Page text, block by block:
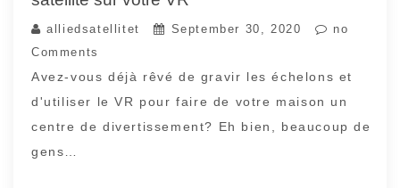
alliedsatellitet September 30, 2020
no
Comments
Avez-vous déjà rêvé de gravir les échelons et
d'utiliser le VR pour faire de votre maison un
centre de divertissement? Eh bien, beaucoup de
gens…